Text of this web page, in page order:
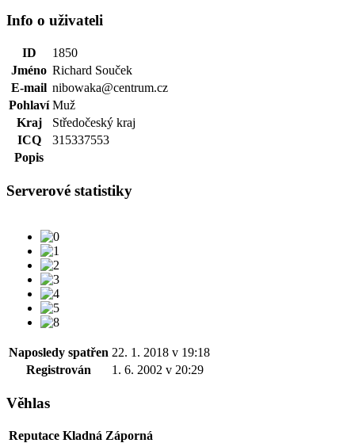
Info o uživateli
ID
1850
Jméno Richard Souček
E-mail nibowaka@centrum.cz
Pohlaví Muž
Kraj
Středočeský kraj
ICQ
315337553
Popis
Serverové statistiky
Naposledy spatřen 22. 1. 2018 v 19:18
Registrován
1. 6. 2002 v 20:29
Věhlas
Reputace Kladná Záporná